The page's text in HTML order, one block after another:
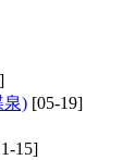
泉) [05-19]
15]